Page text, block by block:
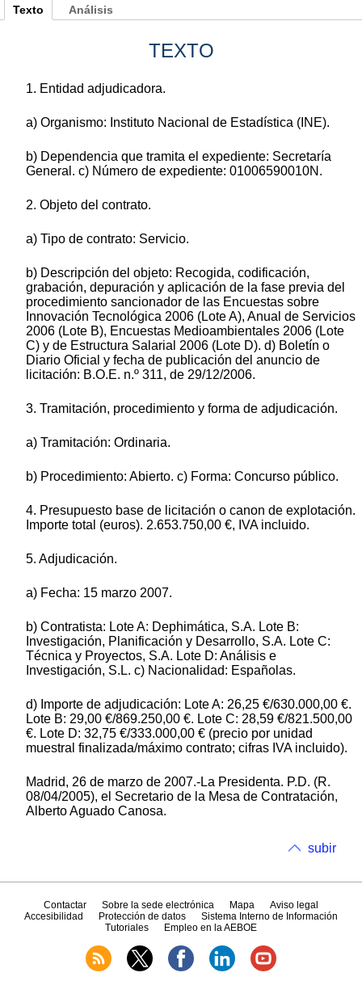
Texto
TEXTO
1. Entidad adjudicadora.
a) Organismo: Instituto Nacional de Estadística (INE).
b) Dependencia que tramita el expediente: Secretaría
General. c) Número de expediente: 01006590010N.
2. Objeto del contrato.
a) Tipo de contrato: Servicio.
b) Descripción del objeto: Recogida, codificación,
grabación, depuración y aplicación de la fase previa del
procedimiento sancionador de las Encuestas sobre
Innovación Tecnológica 2006 (Lote A), Anual de Servicios
2006 (Lote B), Encuestas Medioambientales 2006 (Lote
C) y de Estructura Salarial 2006 (Lote D). d) Boletín o
Diario Oficial y fecha de publicación del anuncio de
licitación: B.O.E. n.º 311, de 29/12/2006.
3. Tramitación, procedimiento y forma de adjudicación.
a) Tramitación: Ordinaria.
b) Procedimiento: Abierto. c) Forma: Concurso público.
4. Presupuesto base de licitación o canon de explotación.
Importe total (euros). 2.653.750,00 €, IVA incluido.
5. Adjudicación.
a) Fecha: 15 marzo 2007.
b) Contratista: Lote A: Dephimática, S.A. Lote B:
Investigación, Planificación y Desarrollo, S.A. Lote C:
Técnica y Proyectos, S.A. Lote D: Análisis e
Investigación, S.L. c) Nacionalidad: Españolas.
d) Importe de adjudicación: Lote A: 26,25 €/630.000,00 €.
Lote B: 29,00 €/869.250,00 €. Lote C: 28,59 €/821.500,00
€. Lote D: 32,75 €/333.000,00 € (precio por unidad
muestral finalizada/máximo contrato; cifras IVA incluido).
Madrid, 26 de marzo de 2007.-La Presidenta. P.D. (R.
08/04/2005), el Secretario de la Mesa de Contratación,
Alberto Aguado Canosa.
Análisis
subir
Contactar Sobre la sede electrónica Mapa
Aviso legal
Accesibilidad
Protección de datos
Sistema Interno de Información
Tutoriales
Empleo en la AEBOE